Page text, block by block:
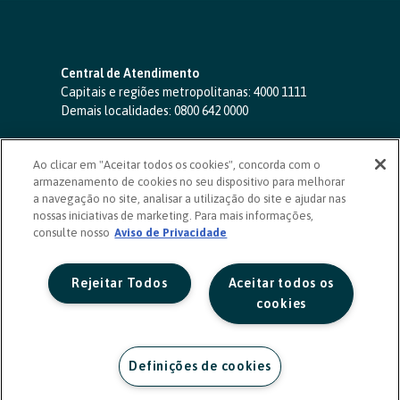
Central de Atendimento
Capitais e regiões metropolitanas: 4000 1111
Demais localidades: 0800 642 0000
SAC 24 horas-0800 724 4420
Ouvidoria
0800 725 0996
(de segunda a sexta, das 8h às 20h)
ouvidoriasicoob.com.br
Deficientes auditivos ou de fala
Ao clicar em "Aceitar todos os cookies", concorda com o
armazenamento de cookies no seu dispositivo para melhorar
a navegação no site, analisar a utilização do site e ajudar nas
nossas iniciativas de marketing. Para mais informações,
consulte nosso Aviso de Privacidade
Aceitar todos os
cookies
Rejeitar Todos
Definições de cookies